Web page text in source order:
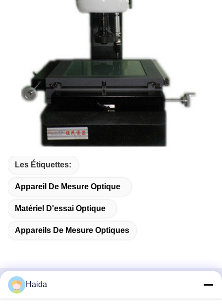
Les Étiquettes:
Appareil De Mesure Optique
Matériel D'essai Optique
Appareils De Mesure Optiques
Contactez rapidement
Haida